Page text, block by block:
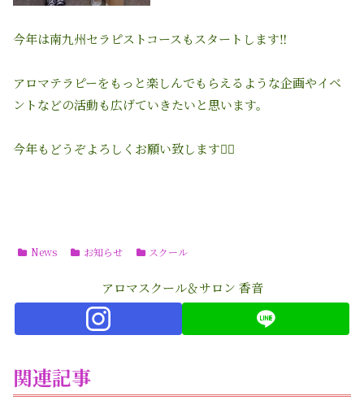
今年は南九州セラピストコースもスタートします‼︎
アロマテラピーをもっと楽しんでもらえるような企画やイベ
ントなどの活動も広げていきたいと思います。
今年もどうぞよろしくお願い致します🙇‍♀️
News お知らせ スクール
アロマスクール＆サロン 香音
関連記事